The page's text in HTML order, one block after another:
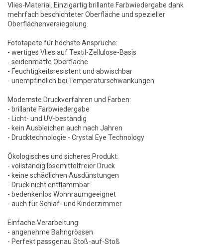
Vlies-Material. Einzigartig brillante Farbwiedergabe dank
mehrfach beschichteter Oberfläche und spezieller
Oberflächenversiegelung.
Fototapete für höchste Ansprüche:
- wertiges Vlies auf Textil-Zellulose-Basis
- seidenmatte Oberfläche
- Feuchtigkeitsresistent und abwischbar
- unempfindlich bei Temperaturschwankungen
Modernste Druckverfahren und Farben:
- brillante Farbwiedergabe
- Licht- und UV-beständig
- kein Ausbleichen auch nach Jahren
- Drucktechnologie - Crystal Eye Technology
Ökologisches und sicheres Produkt:
- vollständig lösemittelfreier Druck
- keine schädlichen Ausdünstungen
- Druck nicht entflammbar
- bedenkenlos Wohnraumgeeignet
- auch für Schlaf- und Kinderzimmer
Einfache Verarbeitung:
- angenehme Bahngrössen
- Perfekt passgenau Stoß-auf-Stoß